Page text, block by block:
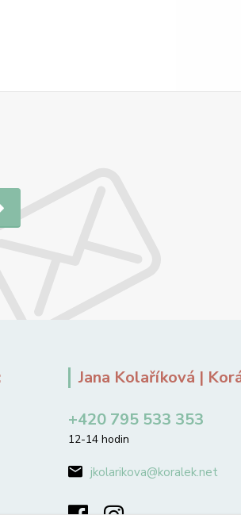
Jana Kolaříková |
+420 795 533 353
12-14 hodin
jkolarikova@koralek.net